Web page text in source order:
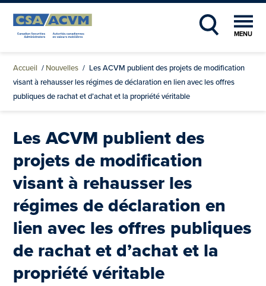
MENU
Accueil / Nouvelles / Les ACVM publient des projets de modification
visant à rehausser les régimes de déclaration en lien avec les offres
publiques de rachat et d’achat et la propriété véritable
Les ACVM publient des
projets de modification
visant à rehausser les
régimes de déclaration en
lien avec les offres publiques
de rachat et d’achat et la
propriété véritable